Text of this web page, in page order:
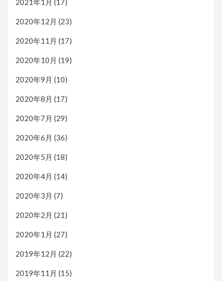
2021年1月 (17)
2020年12月 (23)
2020年11月 (17)
2020年10月 (19)
2020年9月 (10)
2020年8月 (17)
2020年7月 (29)
2020年6月 (36)
2020年5月 (18)
2020年4月 (14)
2020年3月 (7)
2020年2月 (21)
2020年1月 (27)
2019年12月 (22)
2019年11月 (15)